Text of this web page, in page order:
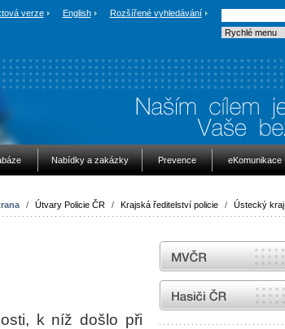
verze English Rozšířené vyhledávání
Nabídky a zakázky Prevence eKomunikace
/ Útvary Policie ČR / Krajská ředitelství policie / Ústecký kraj
k níž došlo při
MVČR
internetové stránky Hasiči ČR